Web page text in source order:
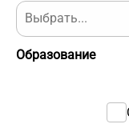
Образование